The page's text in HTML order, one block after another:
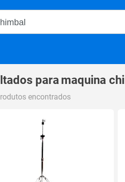
para maquina
encontrados